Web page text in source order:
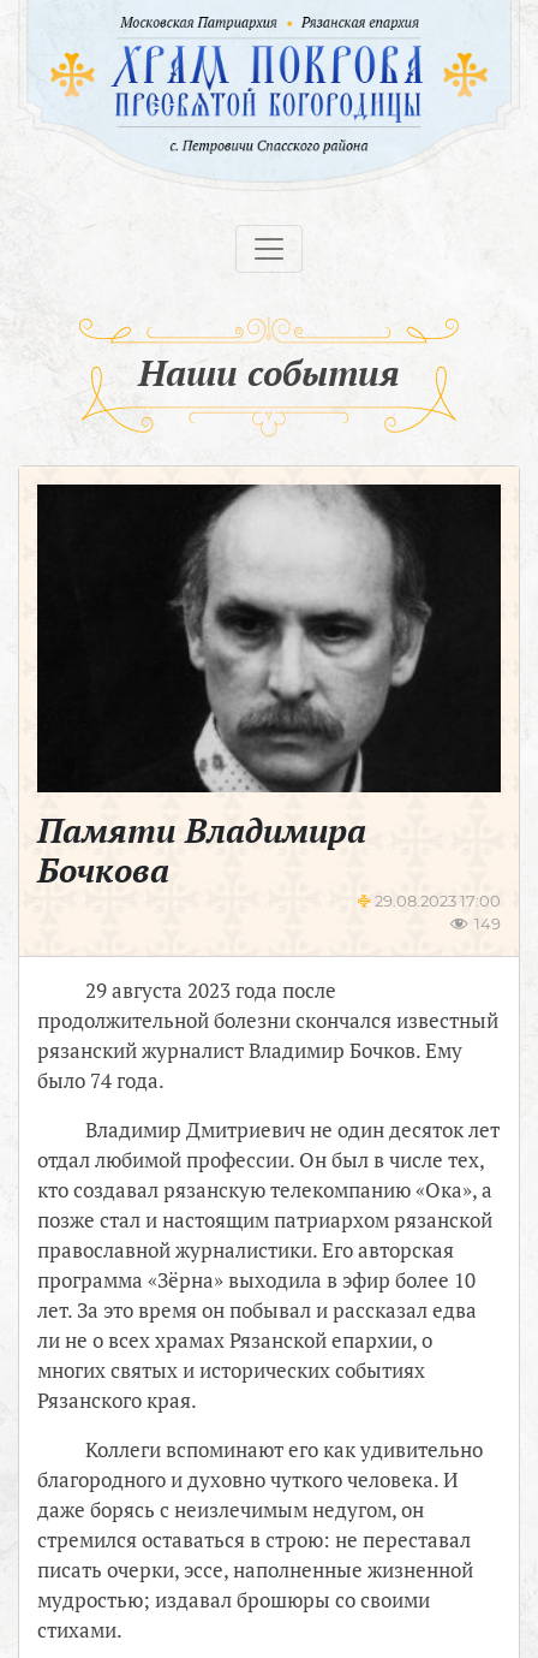
Наши события
Памяти Владимира
Бочкова
29.08.2023 17:00
149
29 августа 2023 года после
продолжительной болезни скончался известный
рязанский журналист Владимир Бочков. Ему
было 74 года.
Владимир Дмитриевич не один десяток лет
отдал любимой профессии. Он был в числе тех,
кто создавал рязанскую телекомпанию «Ока», а
позже стал и настоящим патриархом рязанской
православной журналистики. Его авторская
программа «Зёрна» выходила в эфир более 10
лет. За это время он побывал и рассказал едва
ли не о всех храмах Рязанской епархии, о
многих святых и исторических событиях
Рязанского края.
Коллеги вспоминают его как удивительно
благородного и духовно чуткого человека. И
даже борясь с неизлечимым недугом, он
стремился оставаться в строю: не переставал
писать очерки, эссе, наполненные жизненной
мудростью; издавал брошюры со своими
стихами.